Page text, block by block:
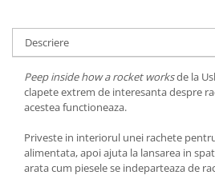
Descriere
Peep inside how a rocket worksde la
clapete extrem de interesanta despre
acestea functioneaza.
Priveste in interiorul unei rachete
alimentata, apoi ajuta la lansarea in
arata cum piesele se indeparteaza de